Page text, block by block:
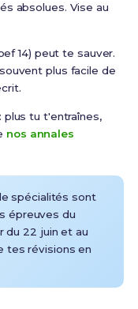
absolues. Vise au
14) peut te sauver.
plus facile de
: plus tu t'entraînes,
nos annales
spécialités sont
épreuves du
du 22 juin et au
tes révisions en